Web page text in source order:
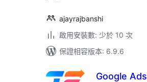
ajayrajbanshi
啟用安裝數: 少於 10 次
保證相容版本: 6.9.6
Google Ads